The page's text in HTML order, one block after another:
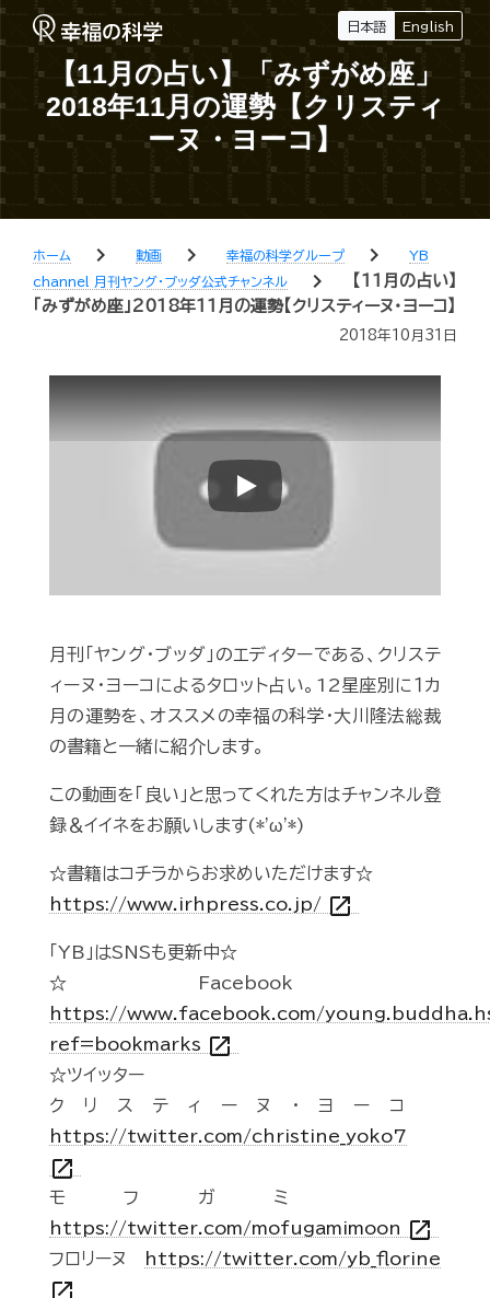
日本語 English
【11月の占い】「みずがめ座」
2018年11月の運勢【クリスティ
ーヌ・ヨーコ】
ホーム chevron_right 動画 chevron_right 幸福の科学グループ chevron_right
YB
channel 月刊ヤング・ブッダ公式チャンネル
chevron_right
【11月の占い】
「みずがめ座」2018年11月の運勢【クリスティーヌ・ヨーコ】
2018年10月31日
Play
月刊「ヤング・ブッダ」のエディターである、クリステ
ィーヌ・ヨーコによるタロット占い。12星座別に１カ
月の運勢を、オススメの幸福の科学・大川隆法総裁
の書籍と一緒に紹介します。
この動画を「良い」と思ってくれた方はチャンネル登
録＆イイネをお願いします(*'ω'*)
☆書籍はコチラからお求めいただけます☆
https://www.irhpress.co.jp/ open_in_new
「YB」はSNSも更新中☆
☆Facebook
https://www.facebook.com/
ref=bookmarks open_in_new
☆ツイッター
クリスティーヌ・ヨーコ
https://twitter.com/christine_yoko7
open_in_new
モフガミ
https://twitter.com/mofugamimoon open_in_new
フロリーヌ https://twitter.com/yb_florine
open_in_new